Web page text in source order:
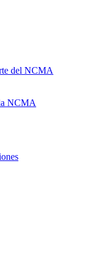
del NCMA
NCMA